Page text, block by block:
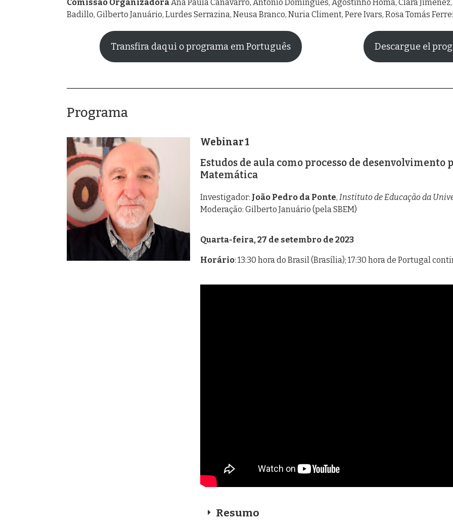
Comissão OrganizadoraAna Paula Canavarro, António Domingues, Agostinho Homa, Clara
Badillo, Gilberto Januário, Lurdes Serrazina, Neusa Branco, Nuria Climent, Pere Ivars, Rosa Tomás
Transfira daqui o programa em Português Descargue el
Programa
Webinar 1
Estudos de aula como processo de desenvolvimento
Matemática
Investigador: João Pedro da Ponte, Instituto de Educação da
Moderação: Gilberto Januário (pela SBEM)
Quarta-feira, 27 de setembro de 2023
Horário: 13:30 hora do Brasil (Brasília); 17:30 hora de Portugal
Resumo